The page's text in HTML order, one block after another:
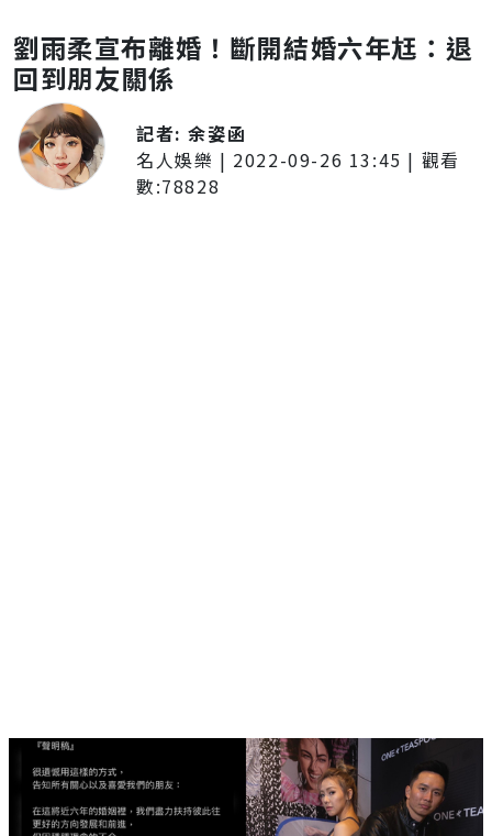
劉雨柔宣布離婚！斷開結婚六年尪：退
回到朋友關係
記者:余姿函
名人娛樂 | 2022-09-26 13:45 | 觀看
數:78828